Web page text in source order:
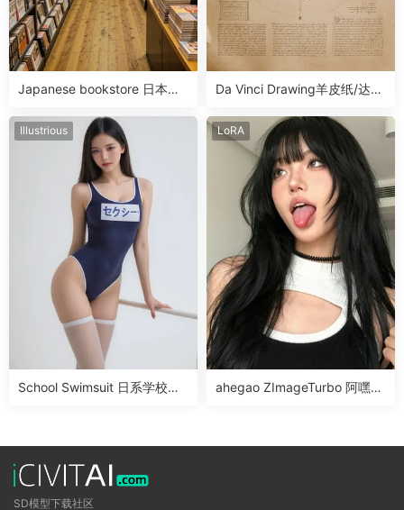
Japanese bookstore 日本书
Da Vinci Drawing羊皮纸/达芬
Illustrious
School Swimsuit 日系学校泳
LoRA
ahegao ZImageTurbo 阿嘿颜
SD模型下载社区